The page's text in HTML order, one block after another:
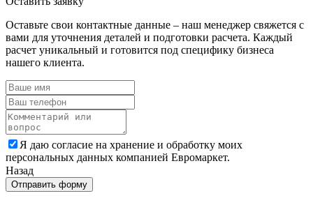
Оставьте свои контактные данные – наш менеджер свяжется с
вами для уточнения деталей и подготовки расчета. Каждый
расчет уникальный и готовится под специфику бизнеса
нашего клиента.
Я даю согласие на хранение и обработку моих
персональных данных компанией Евромаркет.
Назад
Отправить форму